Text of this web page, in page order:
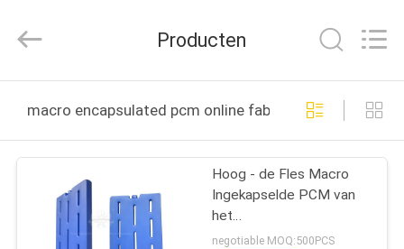
PRODUCTEN
ONGEVEER
energy
Technology
Rights
Producten
macro encapsulated pcm online fabricage
Hoog - de Fles Macro
Ingekapselde PCM van
het
dichtheidspolyethyleen
negotiable MOQ:500PCS